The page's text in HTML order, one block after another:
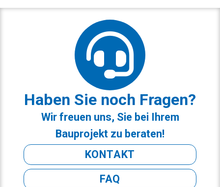
Haben Sie noch Fragen?
Wir freuen uns, Sie bei Ihrem
Bauprojekt zu beraten!
KONTAKT
FAQ